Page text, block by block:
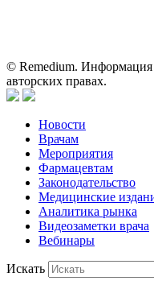
© Remedium. Информация
авторских правах.
Новости
Врачам
Мероприятия
Фармацевтам
Законодательство
Медицинские
Аналитика рынка
Видеозаметки врача
Вебинары
Искать